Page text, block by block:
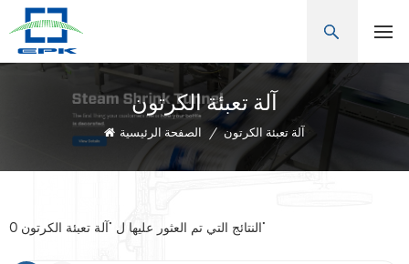
آلة تعبئة الكرتون
الصفحة الرئيسية / آلة تعبئة الكرتون